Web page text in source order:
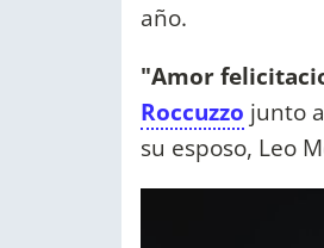
año.
"Amor
Roccuzzo junto
su esposo, Leo